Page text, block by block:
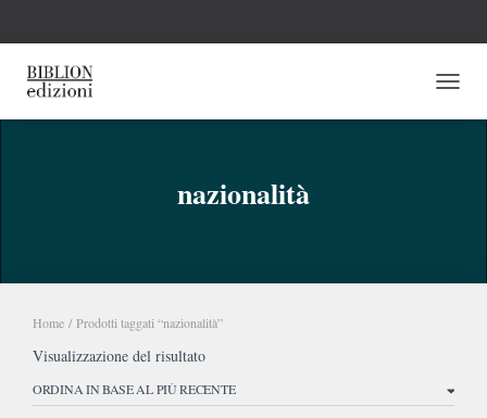
nazionalità
Home / Prodotti taggati “nazionalità”
Visualizzazione del risultato